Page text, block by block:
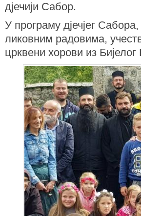
дјечији Сабор.
У програму дјечјег
ликовним радовима,
црквени хорови из